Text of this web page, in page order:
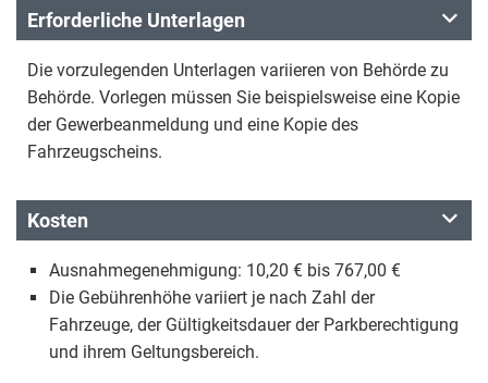
Erforderliche Unterlagen
Die vorzulegenden Unterlagen variieren von Behörde zu
Behörde. Vorlegen müssen Sie beispielsweise eine Kopie
der Gewerbeanmeldung und eine Kopie des
Fahrzeugscheins.
Kosten
Ausnahmegenehmigung: 10,20 € bis 767,00 €
Die Gebührenhöhe variiert je nach Zahl der
Fahrzeuge, der Gültigkeitsdauer der Parkberechtigung
und ihrem Geltungsbereich.